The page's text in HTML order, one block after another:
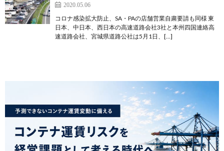
2020.05.06
コロナ感染拡大防止、SA・PAの店舗営業自粛要請も同様 東
日本、中日本、西日本の高速道路会社3社と本州四国連絡高
速道路会社、宮城県道路公社は5月1日、[…]